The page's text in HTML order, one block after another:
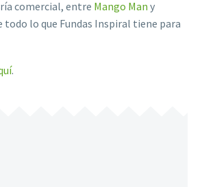
comercial, entre Mango Man y
todo lo que Fundas Inspiral tiene para
.